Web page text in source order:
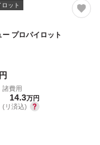
ロット
プロパイロット
諸費用
14.3万円
(リ済込)